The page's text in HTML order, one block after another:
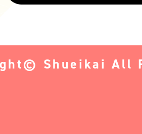
Shueikai All